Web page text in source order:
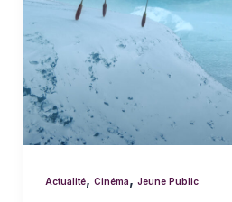
Actualité, Cinéma, Jeune Public